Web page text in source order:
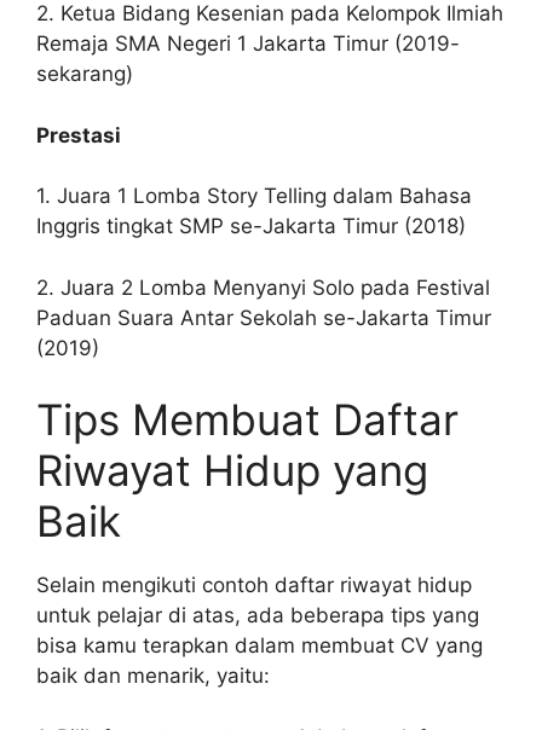
2. Ketua Bidang Kesenian pada Kelompok Ilmiah
Remaja SMA Negeri 1 Jakarta Timur (2019-
sekarang)
Prestasi
1. Juara 1 Lomba Story Telling dalam Bahasa
Inggris tingkat SMP se-Jakarta Timur (2018)
2. Juara 2 Lomba Menyanyi Solo pada Festival
Paduan Suara Antar Sekolah se-Jakarta Timur
(2019)
Tips Membuat Daftar
Riwayat Hidup yang
Baik
Selain mengikuti contoh daftar riwayat hidup
untuk pelajar di atas, ada beberapa tips yang
bisa kamu terapkan dalam membuat CV yang
baik dan menarik, yaitu: